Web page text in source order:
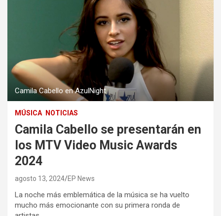
Camila Cabello en AzulNight
MÚSICA NOTICIAS
Camila Cabello se presentarán en
los MTV Video Music Awards
2024
agosto 13, 2024 EP News
La noche más emblemática de la música se ha vuelto
mucho más emocionante con su primera ronda de